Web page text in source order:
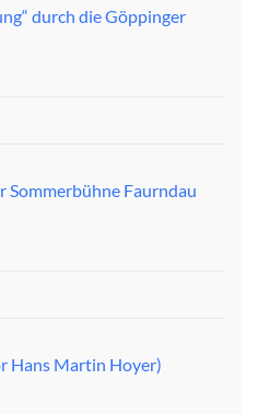
durch die Göppinger
Sommerbühne Faurndau
Hans Martin Hoyer)